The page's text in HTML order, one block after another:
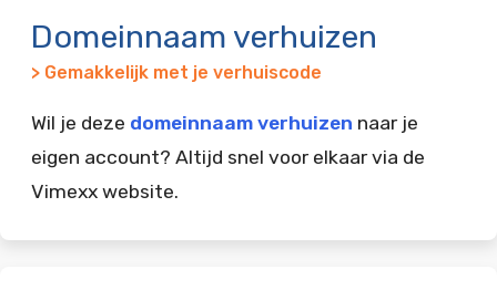
Domeinnaam verhuizen
> Gemakkelijk met je verhuiscode
Wil je deze domeinnaam verhuizen naar je
eigen account? Altijd snel voor elkaar via de
Vimexx website.